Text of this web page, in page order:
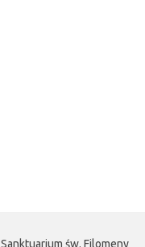
Sanktuarium św. Filomeny